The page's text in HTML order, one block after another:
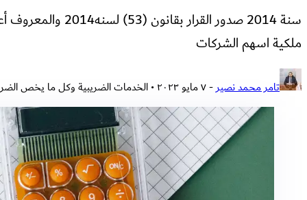
ملكية اسهم الشركات
تامر محمد نصير-٧ مايو ٢٠٢٣ • الخدمات الضريبية وكل ما يخص